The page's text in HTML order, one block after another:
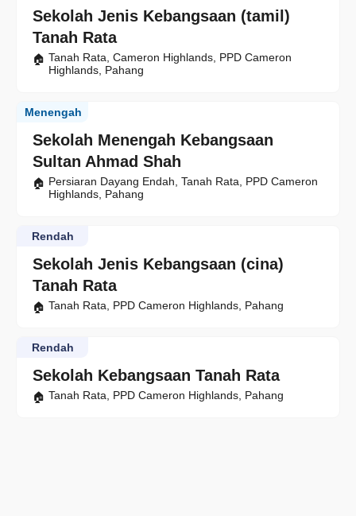
Sekolah Jenis Kebangsaan (tamil)
Tanah Rata
Tanah Rata, Cameron Highlands, PPD Cameron
Highlands, Pahang
Sekolah Menengah Kebangsaan
Sultan Ahmad Shah
Menengah
Persiaran Dayang Endah, Tanah Rata, PPD Cameron
Highlands, Pahang
Sekolah Jenis Kebangsaan (cina)
Tanah Rata
Rendah
Tanah Rata, PPD Cameron Highlands, Pahang
Sekolah Kebangsaan Tanah Rata
Rendah
Tanah Rata, PPD Cameron Highlands, Pahang